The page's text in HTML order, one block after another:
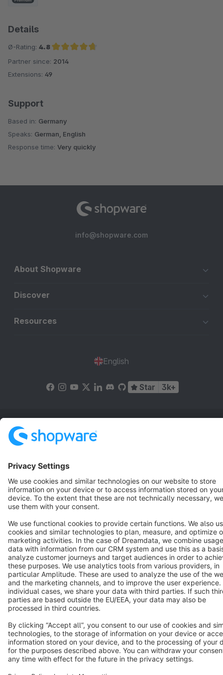
Details
Ø-Rating: 4.8
Average rating of 4.8 out of 5 stars
Partner since: 2014
Extensions: 49
Support
Based in: Germany
Speaks: German, English
Response time: Very quickly
info@shopware.com
About Shopware
Discover
Resources
English
Star 3k+
Terms & Conditions
Copyright © shopware AG - All rights reserved
Notice: * All prices are quoted net of the statutory value-added tax